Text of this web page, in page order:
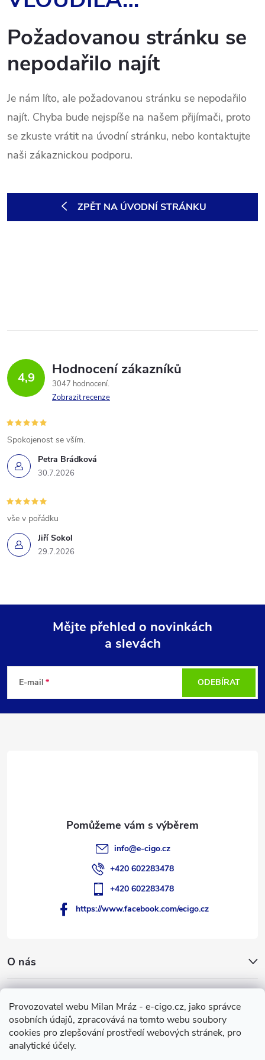
Provozovatel webu Milan Mráz - e-cigo.cz, jako správce
osobních údajů, zpracovává na tomto webu soubory
cookies pro zlepšování prostředí webových stránek, pro
analytické účely.
Požadovanou stránku se
nepodařilo najít
Je nám líto, ale požadovanou stránku se nepodařilo
najít. Chyba bude nejspíše na našem přijímači, proto
se zkuste vrátit na úvodní stránku, nebo kontaktujte
naši zákaznickou podporu.
ZPĚT NA ÚVODNÍ STRÁNKU
4,9 Hodnocení zákazníků
3047 hodnocení
Zobrazit recenze
Petra Brádková
30.7.2026
Spokojenost se vším.
Jiří Sokol
29.7.2026
vše v pořádku
p
Mějte přehled o novinkách
a slevách
E-mail ODEBÍRAT
O nás
Facebook
info@e-cigo.cz
+420 602283478
+420 602283478
https://www.facebook.com/ecigo.cz